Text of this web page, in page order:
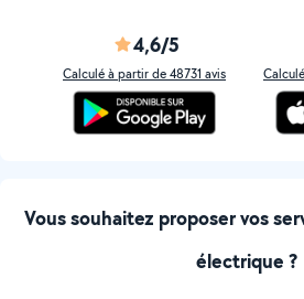
4,6/5
Calculé à partir de 48731 avis
Vous souhaitez proposer vos
électrique ?